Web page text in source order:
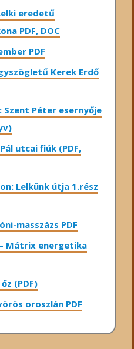
eredetű
PDF, DOC
PDF
Kerek Erdő
Szent Péter esernyője
utcai fiúk (PDF,
Lelkünk útja 1.rész
masszázs PDF
Mátrix energetika
(PDF)
oroszlán PDF